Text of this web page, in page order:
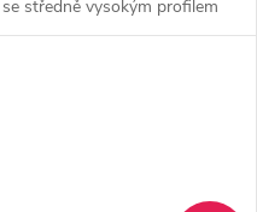
se středně vysokým profilem
bloků a střední vzdáleností...